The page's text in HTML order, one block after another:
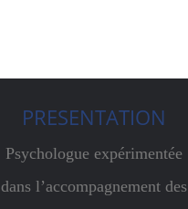
PRESENTATION
Psychologue expérimentée
dans l’accompagnement des